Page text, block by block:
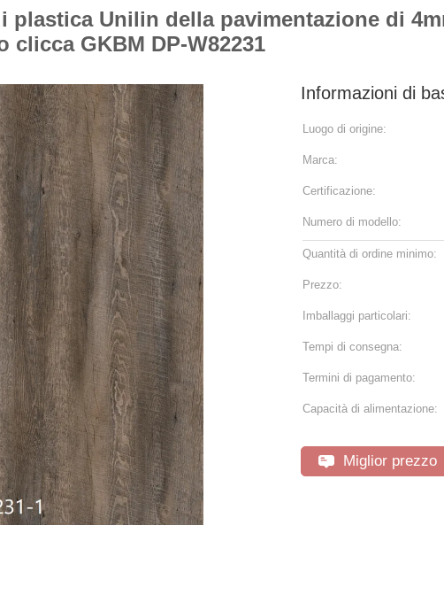
Unilin della pavimentazione di
GKBM DP-W82231
Informazioni di
Luogo di origine:
Marca:
Certificazione:
Numero di modello:
Quantità di ordine minimo:
Prezzo:
Imballaggi particolari:
Tempi di consegna:
Termini di pagamento:
Capacità di alimentazione:
Miglior prezzo